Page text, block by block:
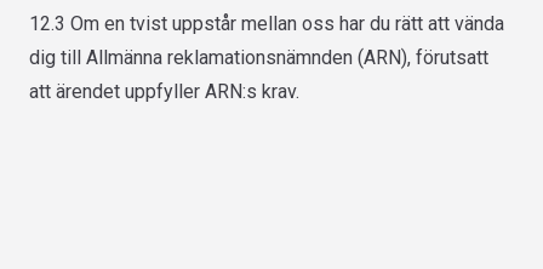
12.3 Om en tvist uppstår mellan oss har du rätt att vända
dig till Allmänna reklamationsnämnden (ARN), förutsatt
att ärendet uppfyller ARN:s krav.